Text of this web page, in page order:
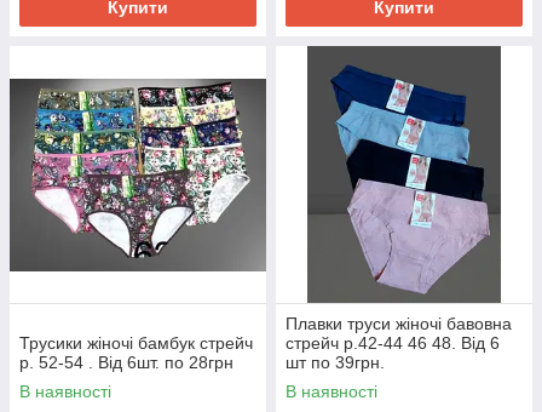
Купити Купити
Трусики жіночі бамбук стрейч
р. 52-54 . Від 6шт. по 28грн
В наявності
Плавки труси жіночі бавовна
стрейч р.42-44 46 48. Від 6
шт по 39грн.
В наявності